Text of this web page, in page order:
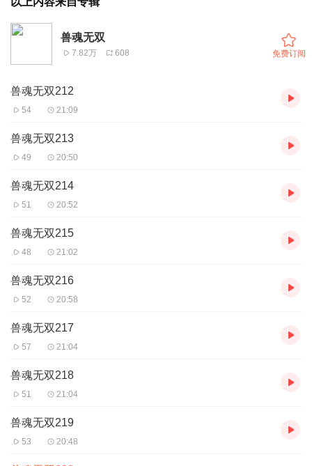
兽魂无双
7.82万 608 免费订阅
兽魂无双212
54 21:09
兽魂无双213
49 20:50
兽魂无双214
51 20:52
兽魂无双215
48 21:02
兽魂无双216
52 20:58
兽魂无双217
57 21:04
兽魂无双218
51 21:04
兽魂无双219
53 20:48